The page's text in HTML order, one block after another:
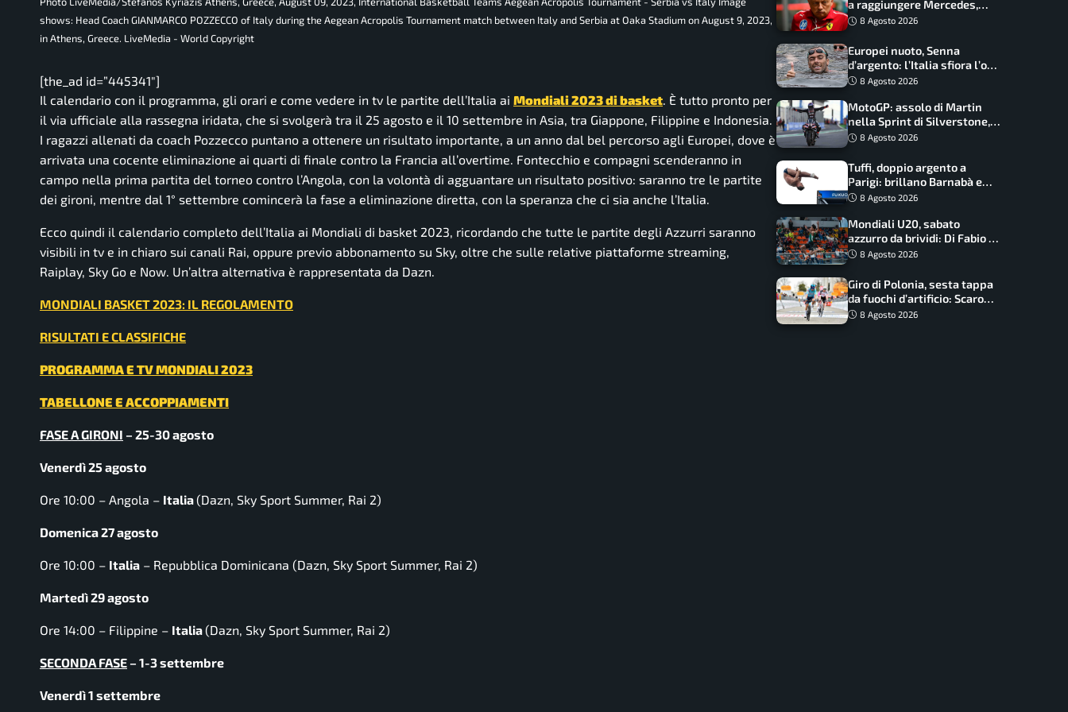
shows: Head Coach GIANMARCO POZZECCO of Italy during the Aegean Acropolis Tournament match between Italy and Serbia at Oaka Stadium on August 9, 2023,
in Athens, Greece. LiveMedia - World Copyright
[the_ad id=”445341″]
Il calendario con il programma, gli orari e come vedere in tv le partite dell’Italia ai Mondiali 2023 di basket. È tutto pronto per
il via ufficiale alla rassegna iridata, che si svolgerà tra il 25 agosto e il 10 settembre in Asia, tra Giappone, Filippine e Indonesia.
I ragazzi allenati da coach Pozzecco puntano a ottenere un risultato importante, a un anno dal bel percorso agli Europei, dove è
arrivata una cocente eliminazione ai quarti di finale contro la Francia all’overtime. Fontecchio e compagni scenderanno in
campo nella prima partita del torneo contro l’Angola, con la volontà di agguantare un risultato positivo: saranno tre le partite
dei gironi, mentre dal 1° settembre comincerà la fase a eliminazione diretta, con la speranza che ci sia anche l’Italia.
Ecco quindi il calendario completo dell’Italia ai Mondiali di basket 2023, ricordando che tutte le partite degli Azzurri saranno
visibili in tv e in chiaro sui canali Rai, oppure previo abbonamento su Sky, oltre che sulle relative piattaforme streaming,
Raiplay, Sky Go e Now. Un’altra alternativa è rappresentata da Dazn.
MONDIALI BASKET 2023: IL REGOLAMENTO
RISULTATI E CLASSIFICHE
PROGRAMMA E TV MONDIALI 2023
TABELLONE E ACCOPPIAMENTI
FASE A GIRONI – 25-30 agosto
Venerdì 25 agosto
Ore 10:00 – Angola – Italia(Dazn, Sky Sport Summer, Rai 2)
Domenica 27 agosto
Ore 10:00 – Italia – Repubblica Dominicana (Dazn, Sky Sport Summer, Rai 2)
Martedì 29 agosto
Ore 14:00 – Filippine – Italia(Dazn, Sky Sport Summer, Rai 2)
SECONDA FASE – 1-3 settembre
Venerdì 1 settembre
a raggiungere Mercedes,
novità per la Macarena
8 Agosto 2026
Europei nuoto, Senna
d’argento: l’Italia sfiora l’oro
nella staffetta, Paltrinieri
8 Agosto 2026
MotoGP: assolo di Martin
nella Sprint di Silverstone,
trionfo totale Aprilia
8 Agosto 2026
Tuffi, doppio argento a
Parigi: brillano Barnabà e
Cosetti
8 Agosto 2026
Mondiali U20, sabato
azzurro da brividi: Di Fabio e
Inzoli sognano le medaglie,
8 Agosto 2026
Giro di Polonia, sesta tappa
da fuochi d’artificio: Scaroni
può attaccare la maglia di
8 Agosto 2026